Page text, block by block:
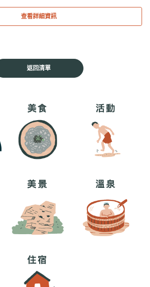
查看詳細資訊
返回清單